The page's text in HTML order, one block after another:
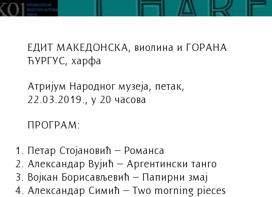
ЕДИТ МАКЕДОНСКА, виолина и ГОРАНА
ЋУРГУС, харфа
Aтријум Народног музеја, петак,
22.03.2019., у 20 часова
ПРОГРАМ:
Петар Стојановић – Романса
Александар Вујић – Аргентински танго
Војкан Борисављевић – Папирни змај
Александар Симић – Two morning pieces